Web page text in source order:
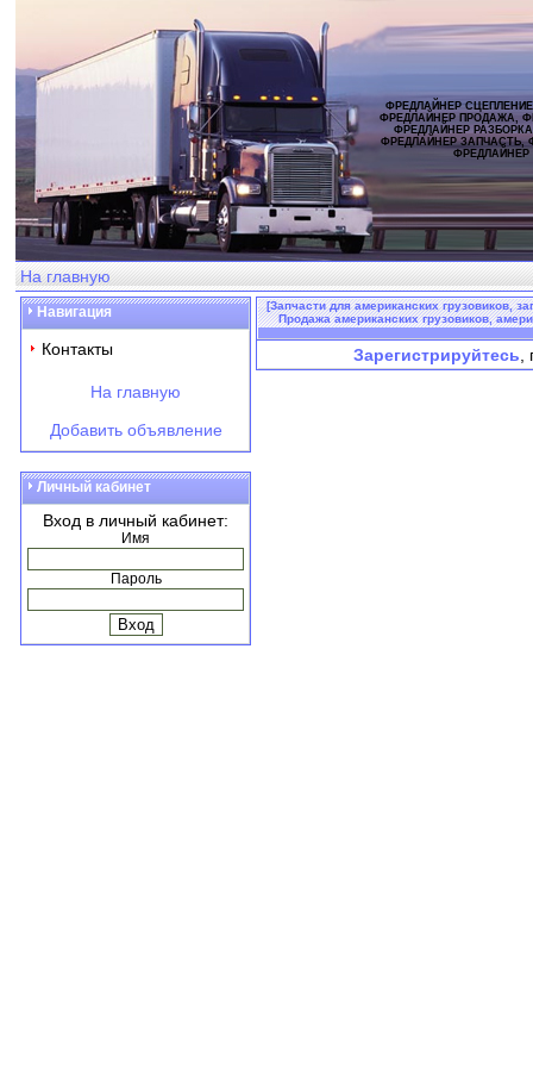
ФРЕДЛАЙНЕР
ФРЕДЛАЙНЕР ПРОДАЖА,
ФРЕДЛАЙНЕР
ФРЕДЛАЙНЕР ЗАПЧАСТЬ,
ФРЕДЛАЙНЕР
На главную
Навигация
Контакты
На главную
Добавить объявление
Личный кабинет
Вход в личный кабинет:
Имя
Пароль
[Запчасти для американских грузовиков,
Продажа американских грузовиков,
Зарегистрируйтесь